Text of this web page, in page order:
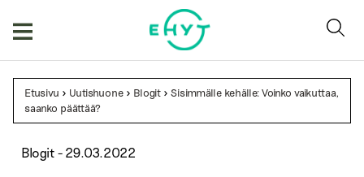
Etusivu > Uutishuone > Blogit > Sisimmälle kehälle: Voinko vaikuttaa,
saanko päättää?
Blogit - 29.03.2022